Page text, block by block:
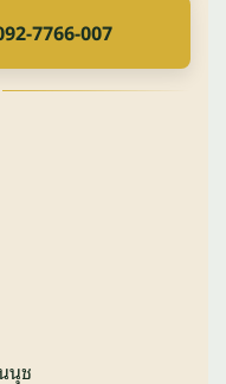
7766-007
นุช